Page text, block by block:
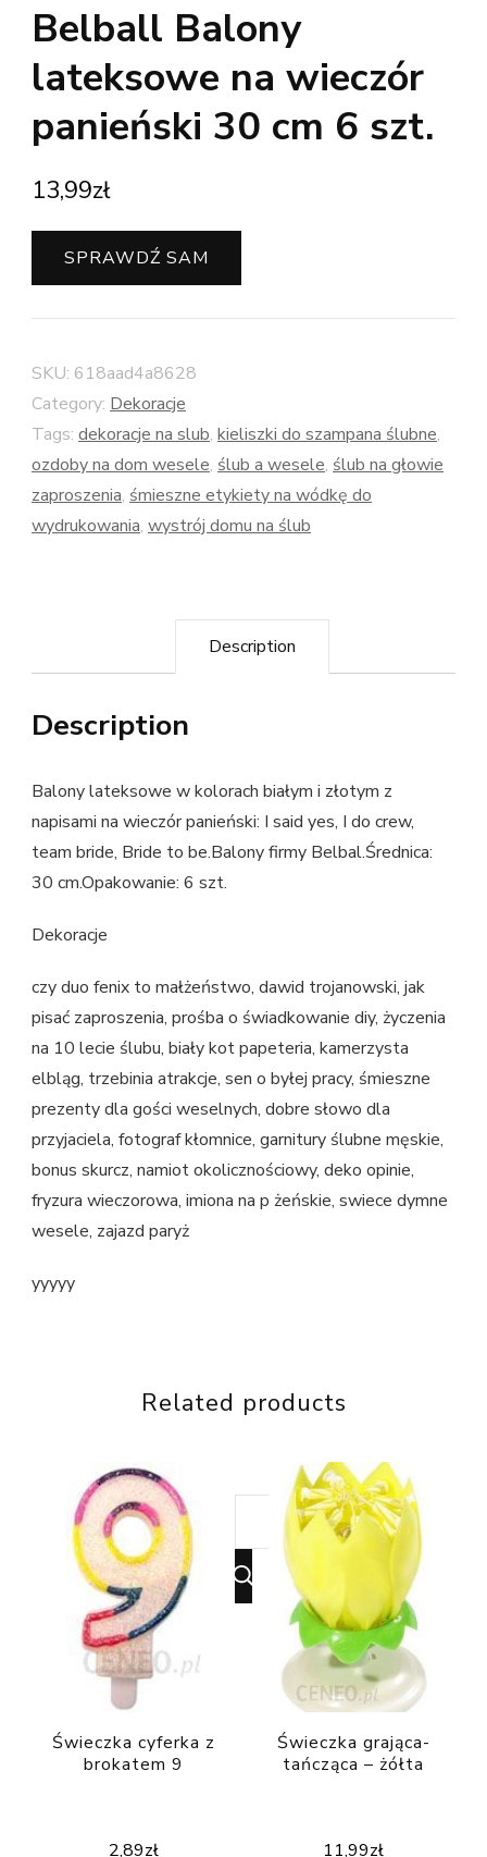
Belball Balony
lateksowe na wieczór
panieński 30 cm 6 szt.
13,99zł
SPRAWDŹ SAM
SKU: 618aad4a8628
Category: Dekoracje
Tags: dekoracje na slub, kieliszki do szampana ślubne,
ozdoby na dom wesele, ślub a wesele, ślub na głowie
zaproszenia, śmieszne etykiety na wódkę do
wydrukowania, wystrój domu na ślub
Description
Description
Balony lateksowe w kolorach białym i złotym z
napisami na wieczór panieński: I said yes, I do crew,
team bride, Bride to be.Balony firmy Belbal.Średnica:
30 cm.Opakowanie: 6 szt.
Dekoracje
czy duo fenix to małżeństwo, dawid trojanowski, jak
pisać zaproszenia, prośba o świadkowanie diy, życzenia
na 10 lecie ślubu, biały kot papeteria, kamerzysta
elbląg, trzebinia atrakcje, sen o byłej pracy, śmieszne
prezenty dla gości weselnych, dobre słowo dla
przyjaciela, fotograf kłomnice, garnitury ślubne męskie,
bonus skurcz, namiot okolicznościowy, deko opinie,
fryzura wieczorowa, imiona na p żeńskie, swiece dymne
wesele, zajazd paryż
yyyyy
Related products
Świeczka cyferka z
brokatem 9
2,89zł
Świeczka grająca-
tańcząca – żółta
11,99zł
Looking
for
Something?